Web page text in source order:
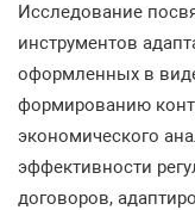
Исследование
инструментов
оформленных в
формированию
экономического
эффективности
договоров,